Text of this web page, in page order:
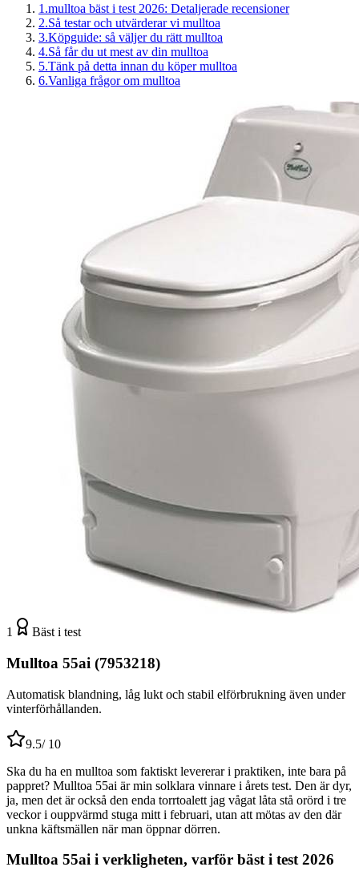
1 .mulltoa bäst i test 2026: Detaljerade recensioner
2.Så testar och utvärderar vi mulltoa
3.Köpguide: så väljer du rätt mulltoa
4.Så får du ut mest av din mulltoa
5.Tänk på detta innan du köper mulltoa
6.Vanliga frågor om mulltoa
1 Bäst i test
Mulltoa 55ai (7953218)
Automatisk blandning, låg lukt och stabil elförbrukning även under
vinterförhållanden.
9.5/ 10
Ska du ha en mulltoa som faktiskt levererar i praktiken, inte bara på
pappret? Mulltoa 55ai är min solklara vinnare i årets test. Den är dyr,
ja, men det är också den enda torrtoalett jag vågat låta stå orörd i tre
veckor i ouppvärmd stuga mitt i februari, utan att mötas av den där
unkna käftsmällen när man öppnar dörren.
Mulltoa 55ai i verkligheten, varför bäst i test 2026